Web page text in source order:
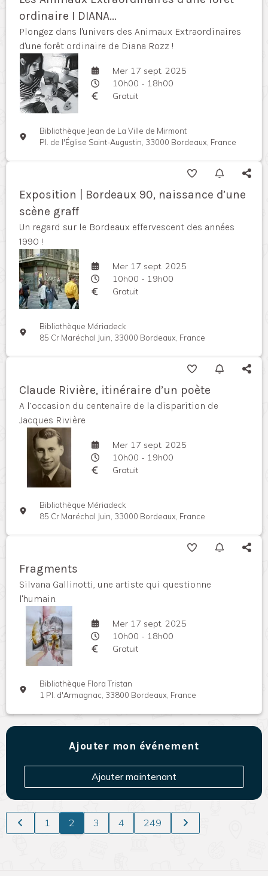
ordinaire I DIANA...
Plongez dans l'univers des Animaux Extraordinaires
d'une forêt ordinaire de Diana Rozz !
Mer 17 sept. 2025
10h00 - 18h00
Gratuit
Bibliothèque Jean de La Ville de Mirmont
Pl. de l'Église Saint-Augustin, 33000 Bordeaux, France
Exposition | Bordeaux 90, naissance d’une
scène graff
Un regard sur le Bordeaux effervescent des années
1990 !
Mer 17 sept. 2025
10h00 - 19h00
Gratuit
Bibliothèque Mériadeck
85 Cr Maréchal Juin, 33000 Bordeaux, France
Claude Rivière, itinéraire d’un poète
A l’occasion du centenaire de la disparition de
Jacques Rivière
Mer 17 sept. 2025
10h00 - 19h00
Gratuit
Bibliothèque Mériadeck
85 Cr Maréchal Juin, 33000 Bordeaux, France
Fragments
Silvana Gallinotti, une artiste qui questionne
l'humain.
Mer 17 sept. 2025
10h00 - 18h00
Gratuit
Bibliothèque Flora Tristan
1 Pl. d'Armagnac, 33800 Bordeaux, France
Ajouter mon événement
Ajouter maintenant
1 2 3 4 249